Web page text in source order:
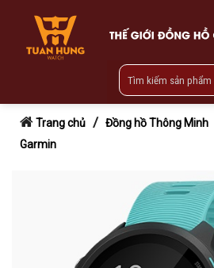
content
Trang chủ / Đồng hồ Thông Minh
Garmin